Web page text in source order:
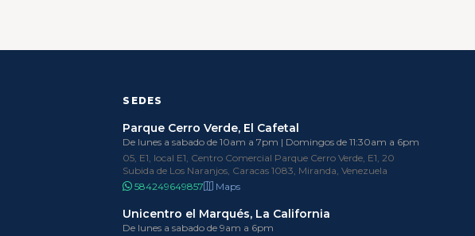
SEDES
Parque Cerro Verde, El Cafetal
De lunes a sabado de 10am a 7pm | Domingos de 11:30am a 6pm
05, E1, local E1, Centro Comercial Parque Cerro Verde, E1, 20
Subida de Los Naranjos, Caracas 1083, Miranda, Venezuela
584249649857
Maps
Unicentro el Marqués, La California
De lunes a sabado de 9am a 6pm